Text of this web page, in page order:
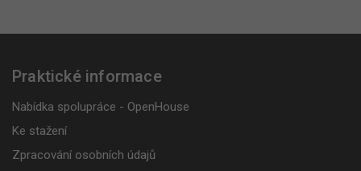
Praktické informace
Nabídka spolupráce - OpenHouse
Ke stažení
Zpracování osobních údajů